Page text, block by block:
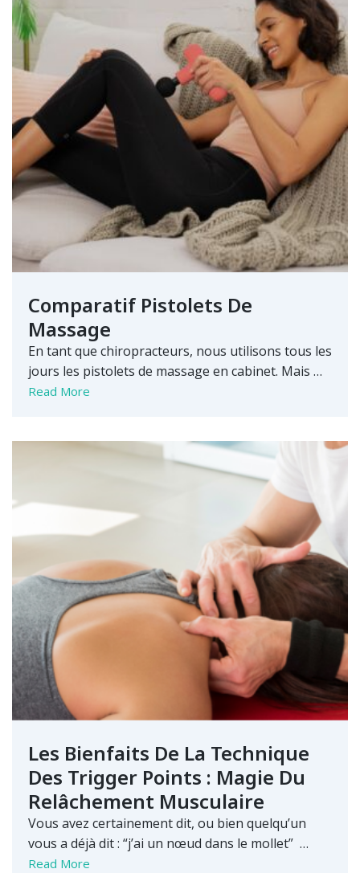
Comparatif Pistolets De
Massage
En tant que chiropracteurs, nous utilisons tous les
jours les pistolets de massage en cabinet. Mais …
Read More
Les Bienfaits De La Technique
Des Trigger Points : Magie Du
Relâchement Musculaire
Vous avez certainement dit, ou bien quelqu’un
vous a déjà dit : “j’ai un nœud dans le mollet” …
Read More